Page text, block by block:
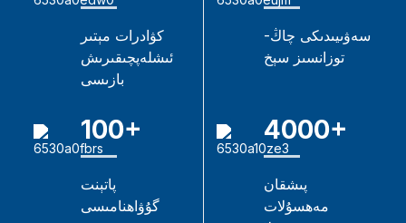
كۋادرات مېتىر
ئىشلەپچىقىرىش
بازىسى
سەۋىيىدىكى چاڭ-
توزانسىز سېخ
100+
پاتېنت
گۇۋاھنامىسى
4000+
پىشقان
مەھسۇلات